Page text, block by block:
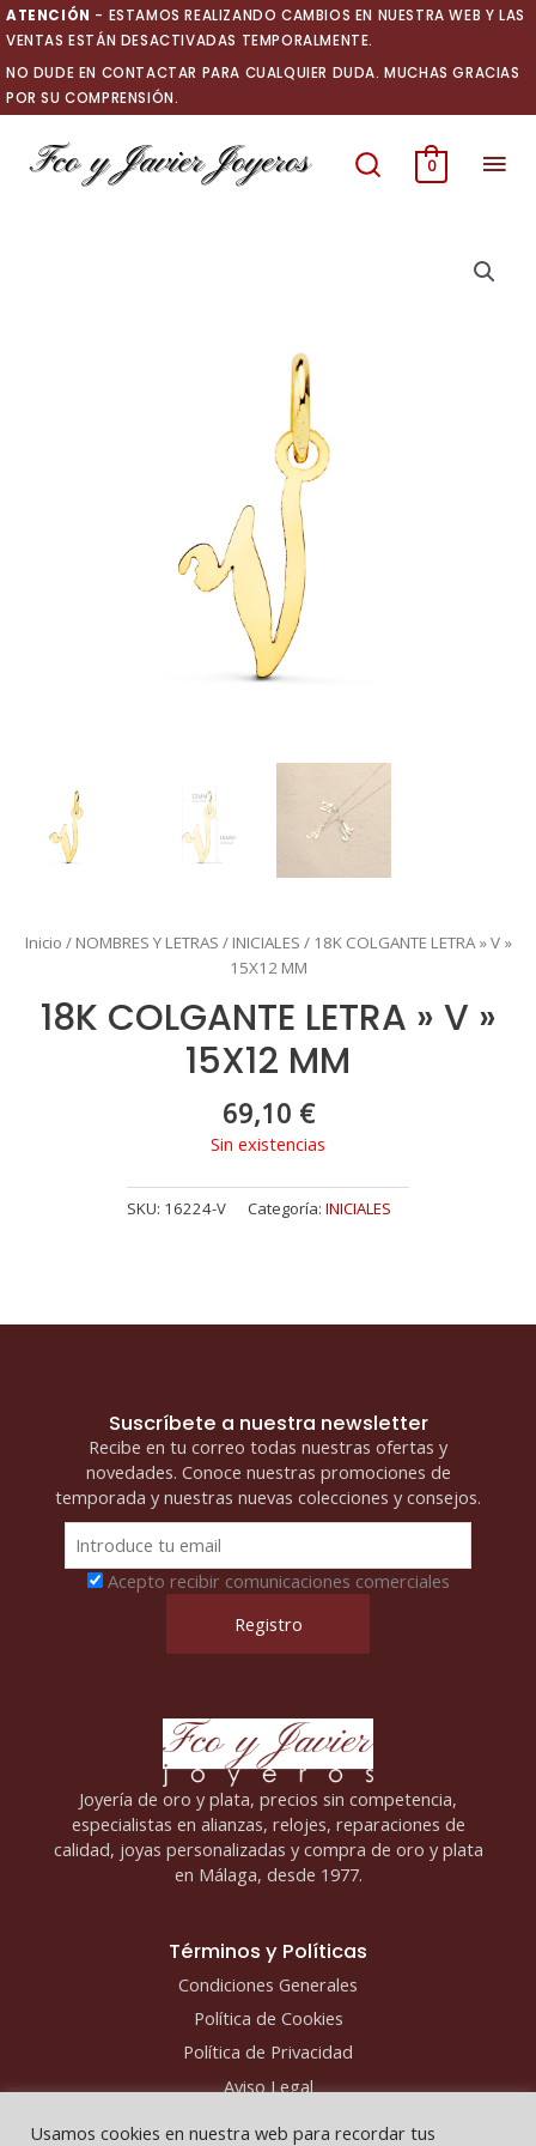
Ir
al
contenido
ATENCIÓN - ESTAMOS REALIZANDO CAMBIOS EN NUESTRA WEB Y LAS
VENTAS ESTÁN DESACTIVADAS TEMPORALMENTE.
NO DUDE EN CONTACTAR PARA CUALQUIER DUDA. MUCHAS GRACIAS
POR SU COMPRENSIÓN.
0
Inicio / NOMBRES Y LETRAS / INICIALES / 18K COLGANTE LETRA » V »
15X12 MM
18K COLGANTE LETRA » V »
15X12 MM
69,10 €
Sin existencias
SKU: 16224-V Categoría: INICIALES
Suscríbete a nuestra newsletter
Recibe en tu correo todas nuestras ofertas y
novedades. Conoce nuestras promociones de
temporada y nuestras nuevas colecciones y consejos.
Acepto recibir comunicaciones comerciales
Joyería de oro y plata, precios sin competencia,
especialistas en alianzas, relojes, reparaciones de
calidad, joyas personalizadas y compra de oro y plata
en Málaga, desde 1977.
Términos y Políticas
Condiciones Generales
Política de Cookies
Política de Privacidad
Aviso Legal
Usamos cookies en nuestra web para recordar tus